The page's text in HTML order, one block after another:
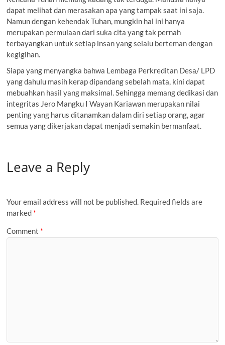
dapat melihat dan merasakan apa yang tampak saat ini saja.
Namun dengan kehendak Tuhan, mungkin hal ini hanya
merupakan permulaan dari suka cita yang tak pernah
terbayangkan untuk setiap insan yang selalu berteman dengan
kegigihan.
Siapa yang menyangka bahwa Lembaga Perkreditan Desa/ LPD
yang dahulu masih kerap dipandang sebelah mata, kini dapat
mebuahkan hasil yang maksimal. Sehingga memang dedikasi dan
integritas Jero Mangku I Wayan Kariawan merupakan nilai
penting yang harus ditanamkan dalam diri setiap orang, agar
semua yang dikerjakan dapat menjadi semakin bermanfaat.
Leave a Reply
Your email address will not be published. Required fields are
marked *
Comment *